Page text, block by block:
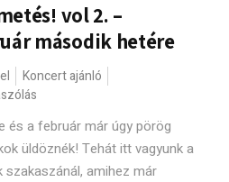
vol 2. –
második hetére
Koncert ajánló
és a február már úgy pörög
üldöznék! Tehát itt vagyunk a
amihez már